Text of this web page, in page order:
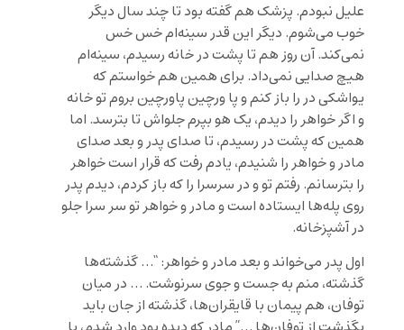
علیل نبودم. پزشک هم گفته بود تا چند سال دیگر
خوب می‌شوم. دیگر این قدر سینه‌ام خس خس
نمی‌کند. آن روز هم تا پشت در خانه رسیدم، سینه‌ام
هیچ صدایی نمی‌داد. برای همین هم خواستم که
یواشکی در را باز کنم و پا ورچین پاورچین بروم تو خانه
و اگر خواهر را دیدم، یک هو بپرم جلواش تا بترسد. اما
همین که پشت در رسیدم، تا صدای پدر و بعد صدای
مادر و خواهر را شنیدم، یادم رفت که قرار است خواهر
را بترسانم. رفتم تو و در سرسرا را که باز کردم، دیدم پدر
روی پله‌ها ایستاده است و مادر و خواهر تو سر سرا جلو
در آشپزخانه.
اول پدر می‌خواند و بعد مادر و خواهر: “… گذشته‌ها
گذشته، منم به جست و جوی سرنوشت. … در میان
توفان، هم پیمان با قایقران‌ها، گذشته از جان باید